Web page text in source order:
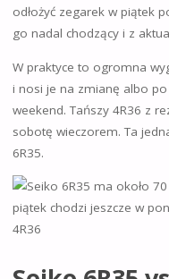
odłożyć zegarek w piątek
go nadal chodzący i z
W praktyce to ogromna
i nosi je na zmianę albo
weekend. Tańszy 4R36 z
sobotę wieczorem. Ta
6R35.